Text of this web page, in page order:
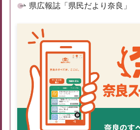
県広報誌「県民だより奈良」